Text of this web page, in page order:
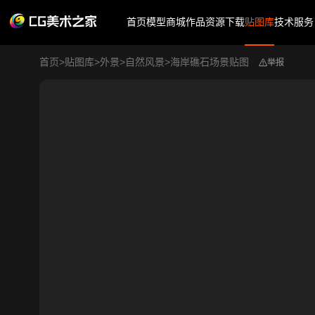
首页模型商城作品资源下载贴图库技术服务
首页>贴图库>外景>自然风景>海岸礁石场景贴图 举报